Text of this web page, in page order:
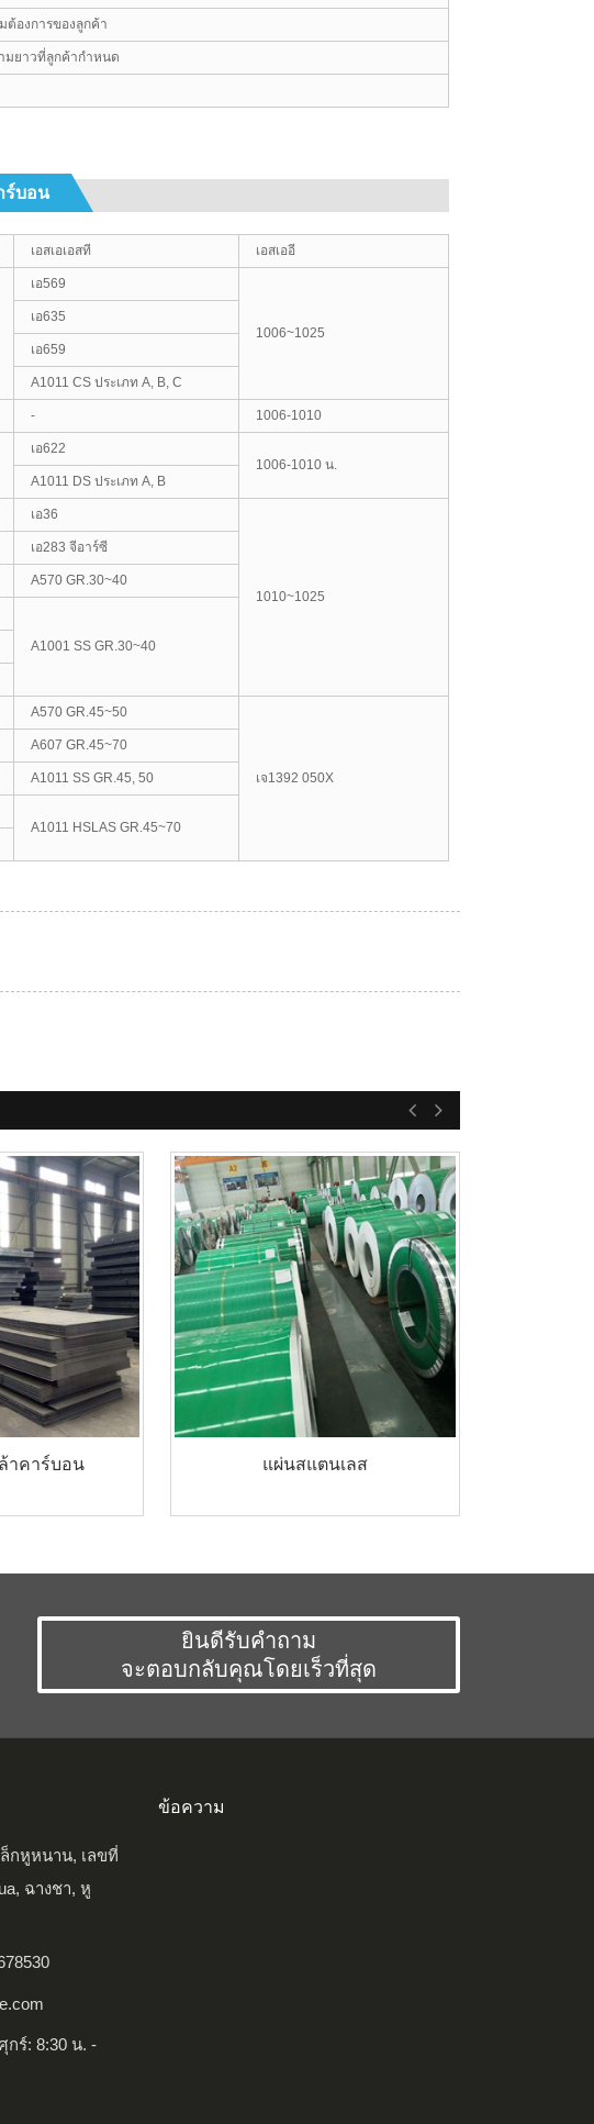
ต้องการของลูกค้า
มยาวที่ลูกค้ากำหนด
ร์บอน
เอสเอเอสที เอสเออี
เอ569
1006~1025
เอ635
เอ659
A1011 CS ประเภท A, B, C
- 1006-1010
เอ622
1006-1010 น.
A1011 DS ประเภท A, B
เอ36
1010~1025
เอ283 จีอาร์ซี
A570 GR.30~40
A1001 SS GR.30~40
A570 GR.45~50
เจ1392 050X
A607 GR.45~70
A1011 SS GR.45, 50
A1011 HSLAS GR.45~70
าคาร์บอน แผ่นสแตนเลส
ยินดีรับคำถาม
จะตอบกลับคุณโดยเร็วที่สุด
กหูหนาน, เลขที่
ฉางชา, หู
กร์: 8:30 น. -
ข้อความ